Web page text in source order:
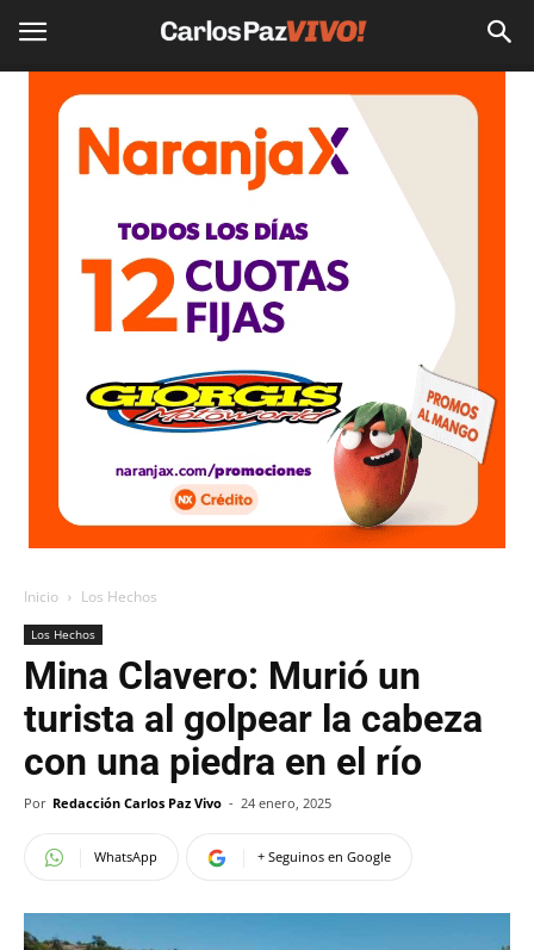
Inicio Los Hechos
Los Hechos
Mina Clavero: Murió un
turista al golpear la cabeza
con una piedra en el río
Por Redacción Carlos Paz Vivo - 24 enero, 2025
WhatsApp + Seguinos en Google